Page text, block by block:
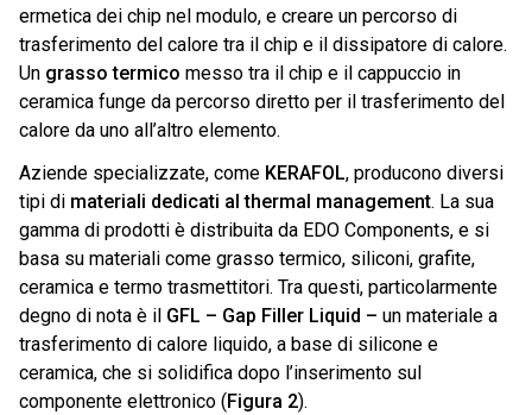
ermetica dei chip nel modulo, e creare un percorso di
trasferimento del calore tra il chip e il dissipatore di calore.
Un grasso termico messo tra il chip e il cappuccio in
ceramica funge da percorso diretto per il trasferimento del
calore da uno all’altro elemento.
Aziende specializzate, come KERAFOL, producono diversi
tipi di materiali dedicati al thermal management. La sua
gamma di prodotti è distribuita da EDO Components, e si
basa su materiali come grasso termico, siliconi, grafite,
ceramica e termo trasmettitori. Tra questi, particolarmente
degno di nota è il GFL – Gap Filler Liquid – un materiale a
trasferimento di calore liquido, a base di silicone e
ceramica, che si solidifica dopo l’inserimento sul
componente elettronico (Figura 2).